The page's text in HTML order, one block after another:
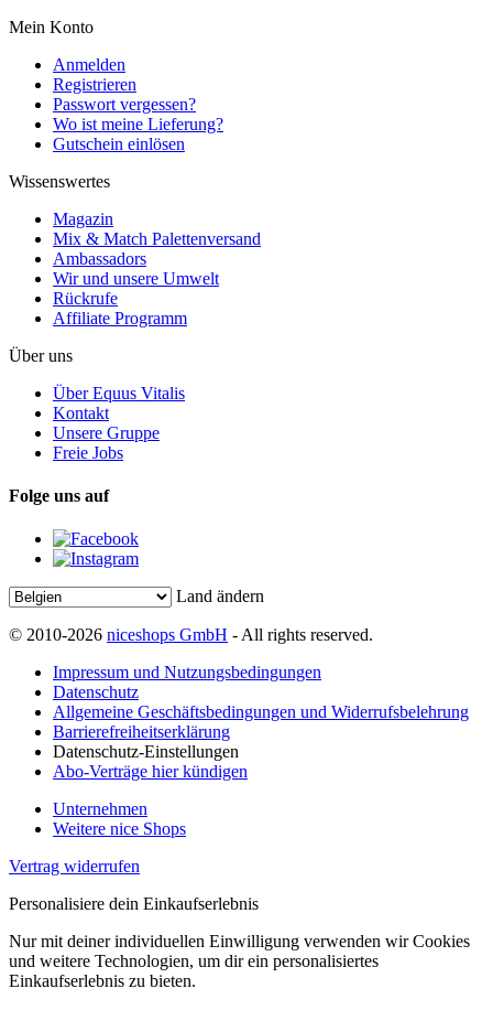
Mein Konto
Anmelden
Registrieren
Passwort vergessen?
Wo ist meine Lieferung?
Gutschein einlösen
Wissenswertes
Magazin
Mix & Match Palettenversand
Ambassadors
Wir und unsere Umwelt
Rückrufe
Affiliate Programm
Über uns
Über Equus Vitalis
Kontakt
Unsere Gruppe
Freie Jobs
Folge uns auf
Land ändern
© 2010-2026 niceshops GmbH - All rights reserved.
Impressum und Nutzungsbedingungen
Datenschutz
Allgemeine Geschäftsbedingungen und Widerrufsbelehrung
Barrierefreiheitserklärung
Datenschutz-Einstellungen
Abo-Verträge hier kündigen
Unternehmen
Weitere nice Shops
Vertrag widerrufen
Personalisiere dein Einkaufserlebnis
Nur mit deiner individuellen Einwilligung verwenden wir Cookies
und weitere Technologien, um dir ein personalisiertes
Einkaufserlebnis zu bieten.